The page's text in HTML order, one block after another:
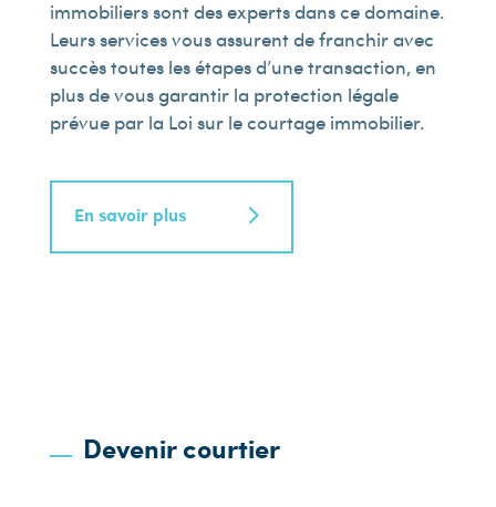
immobiliers sont des experts dans ce domaine.
Leurs services vous assurent de franchir avec
succès toutes les étapes d’une transaction, en
plus de vous garantir la protection légale
prévue par la Loi sur le courtage immobilier.
En savoir plus
Devenir courtier